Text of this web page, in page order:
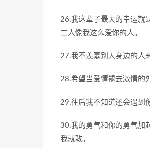
26.我这辈子最大的幸运就
二人像我这么爱你的人。
27.我不羡慕别人身边的人
28.希望当爱情褪去激情的
29.往后我不知道还会遇到
30.我的勇气和你的勇气加
我就敢。